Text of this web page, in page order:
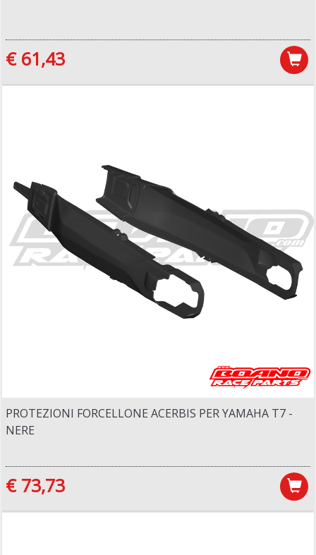
€ 61,43
PROTEZIONI FORCELLONE ACERBIS PER YAMAHA T7 -
NERE
€ 73,73